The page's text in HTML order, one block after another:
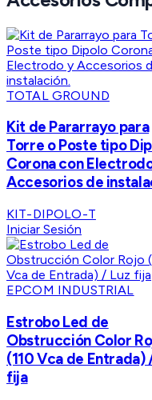
TOTAL GROUND
Kit de Pararrayo para
Torre o Poste tipo
Corona con
Accesorios de
KIT-DIPOLO-T
Iniciar Sesión
EPCOM INDUSTRIAL
Estrobo Led de
Obstrucción Color
(110 Vca de Entrada)
fija